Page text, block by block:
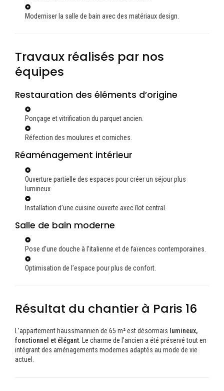
Moderniser la salle de bain avec des matériaux design.
Travaux réalisés par nos
équipes
Restauration des éléments d’origine
Ponçage et vitrification du parquet ancien.
Réfection des moulures et corniches.
Réaménagement intérieur
Ouverture partielle des espaces pour créer un séjour plus
lumineux.
Installation d’une cuisine ouverte avec îlot central.
Salle de bain moderne
Pose d’une douche à l’italienne et de faïences contemporaines.
Optimisation de l’espace pour plus de confort.
Résultat du chantier à Paris 16
L’appartement haussmannien de 65 m² est désormais lumineux,
fonctionnel et élégant. Le charme de l’ancien a été préservé tout en
intégrant des aménagements modernes adaptés au mode de vie
actuel.